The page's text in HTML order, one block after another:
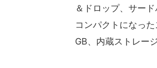
＆ドロップ、サー
コンパクトになっ
GB、内蔵ストレー